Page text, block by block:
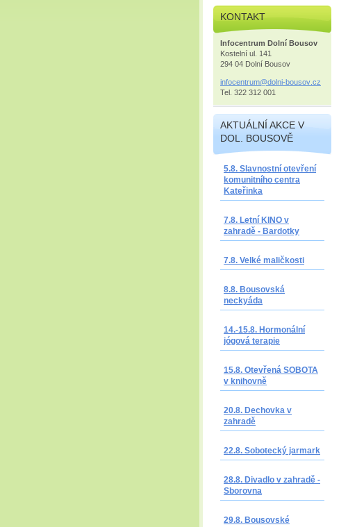
KONTAKT
Infocentrum Dolní Bousov
Kostelní ul. 141
294 04 Dolní Bousov
infocentrum@dolni-bousov .cz
Tel. 322 312 001
AKTUÁLNÍ AKCE V
DOL. BOUSOVĚ
5.8. Slavnostní otevření
komunitního centra
Kateřinka
7.8. Letní KINO v
zahradě - Bardotky
7.8. Velké maličkosti
8.8. Bousovská
neckyáda
14.-15.8. Hormonální
jógová terapie
15.8. Otevřená SOBOTA
v knihovně
20.8. Dechovka v
zahradě
22.8. Sobotecký jarmark
28.8. Divadlo v zahradě -
Sborovna
29.8. Bousovské